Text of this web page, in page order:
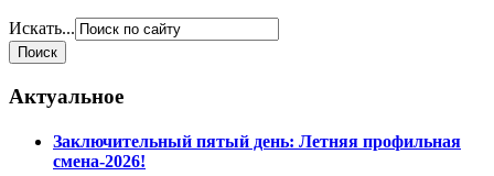
Искать...
Актуальное
Заключительный пятый день: Летняя профильная
смена-2026!